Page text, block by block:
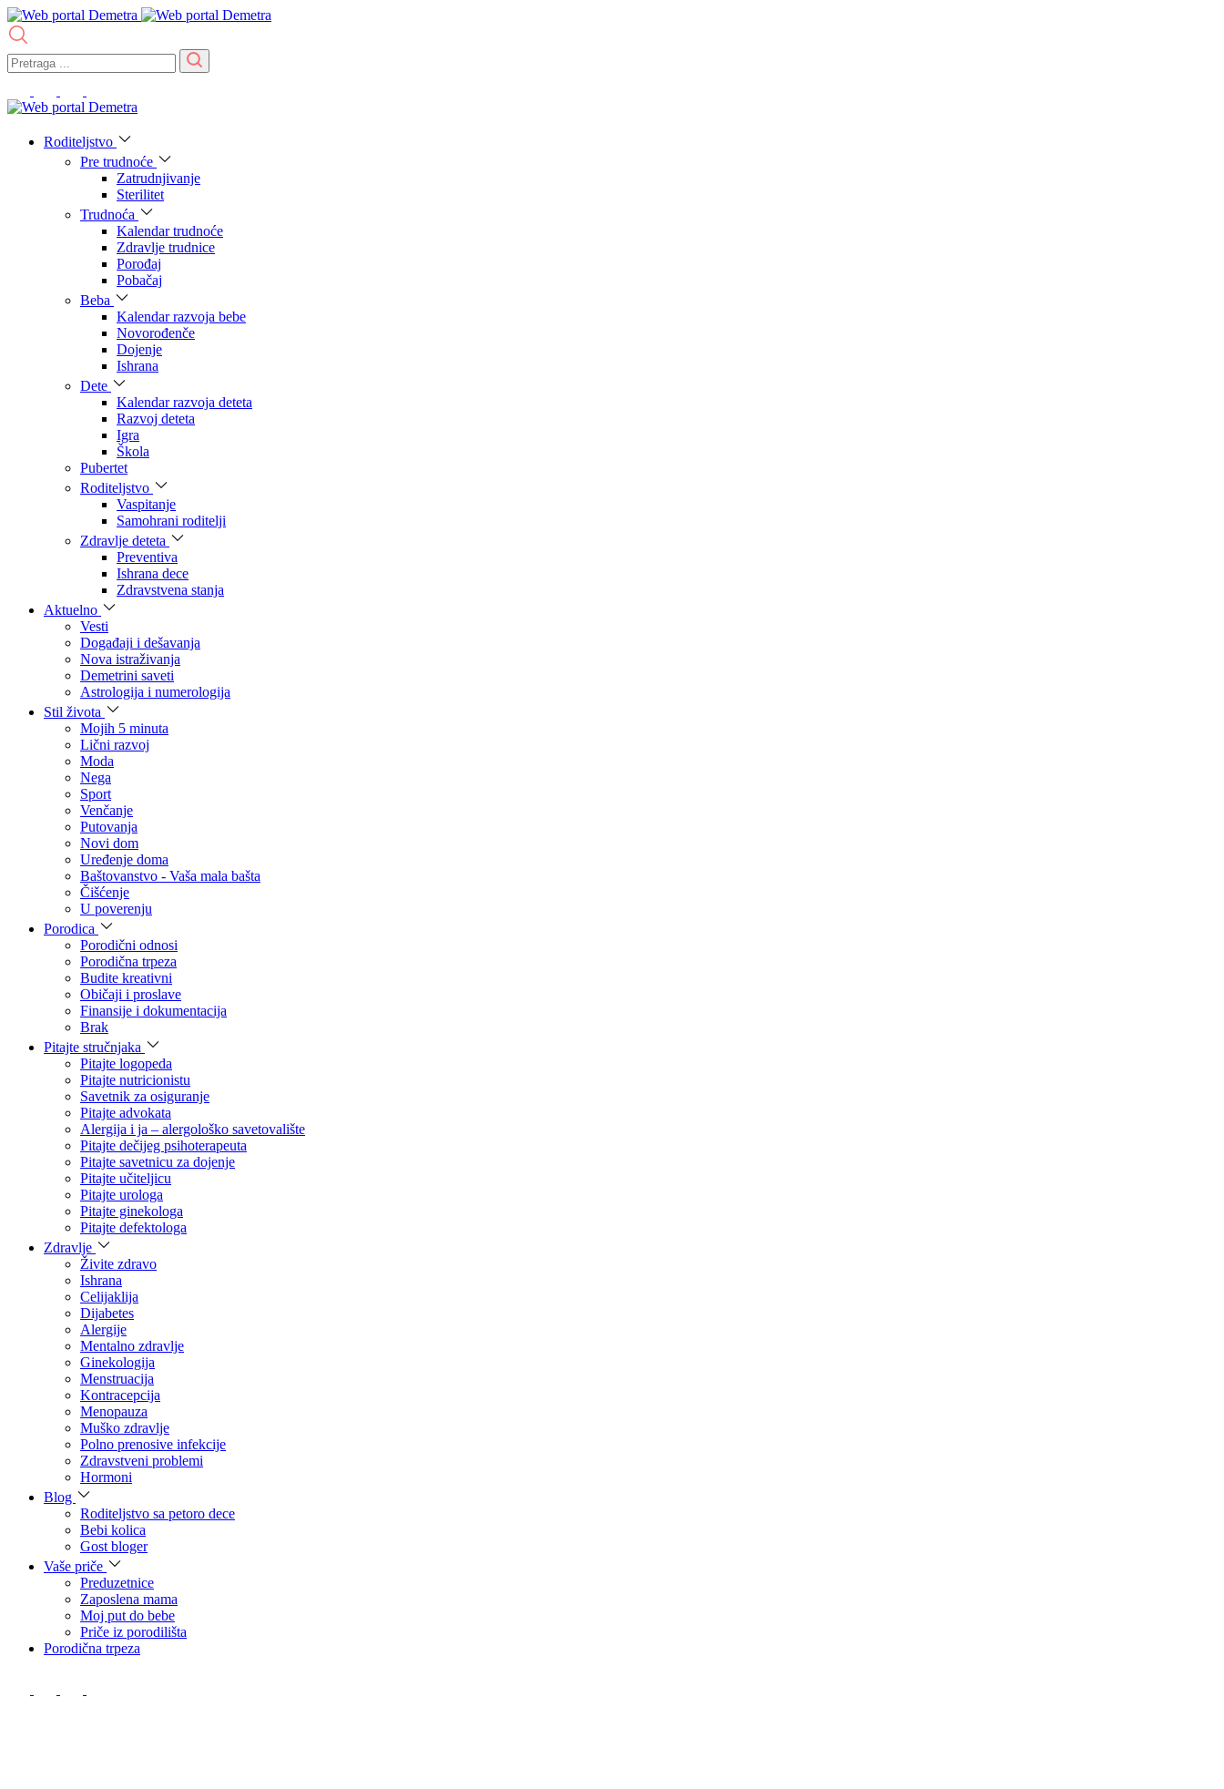
Roditeljstvo
Pre trudnoće
Zatrudnjivanje
Sterilitet
Trudnoća
Kalendar trudnoće
Zdravlje trudnice
Porođaj
Pobačaj
Beba
Kalendar razvoja bebe
Novorođenče
Dojenje
Ishrana
Dete
Kalendar razvoja deteta
Razvoj deteta
Igra
Škola
Pubertet
Roditeljstvo
Vaspitanje
Samohrani roditelji
Zdravlje deteta
Preventiva
Ishrana dece
Zdravstvena stanja
Aktuelno
Vesti
Događaji i dešavanja
Nova istraživanja
Demetrini saveti
Astrologija i numerologija
Stil života
Mojih 5 minuta
Lični razvoj
Moda
Nega
Sport
Venčanje
Putovanja
Novi dom
Uređenje doma
Baštovanstvo - Vaša mala bašta
Čišćenje
U poverenju
Porodica
Porodični odnosi
Porodična trpeza
Budite kreativni
Običaji i proslave
Finansije i dokumentacija
Brak
Pitajte stručnjaka
Pitajte logopeda
Pitajte nutricionistu
Savetnik za osiguranje
Pitajte advokata
Alergija i ja – alergološko savetovalište
Pitajte dečijeg psihoterapeuta
Pitajte savetnicu za dojenje
Pitajte učiteljicu
Pitajte urologa
Pitajte ginekologa
Pitajte defektologa
Zdravlje
Živite zdravo
Ishrana
Celijaklija
Dijabetes
Alergije
Mentalno zdravlje
Ginekologija
Menstruacija
Kontracepcija
Menopauza
Muško zdravlje
Polno prenosive infekcije
Zdravstveni problemi
Hormoni
Blog
Roditeljstvo sa petoro dece
Bebi kolica
Gost bloger
Vaše priče
Preduzetnice
Zaposlena mama
Moj put do bebe
Priče iz porodilišta
Porodična trpeza